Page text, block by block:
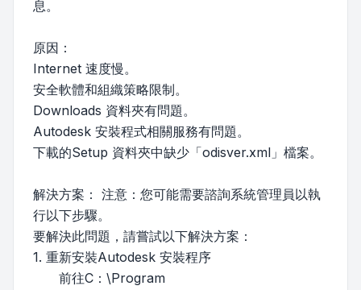
息。
原因：
Internet 速度慢。
安全軟體和組織策略限制。
Downloads 資料夾有問題。
Autodesk 安裝程式相關服務有問題。
下載的Setup 資料夾中缺少「odisver.xml」檔案。
解決方案： 注意：您可能需要諮詢系統管理員以執
行以下步驟。
要解決此問題，請嘗試以下解決方案：
1. 重新安裝Autodesk 安裝程序
前往C：\Program